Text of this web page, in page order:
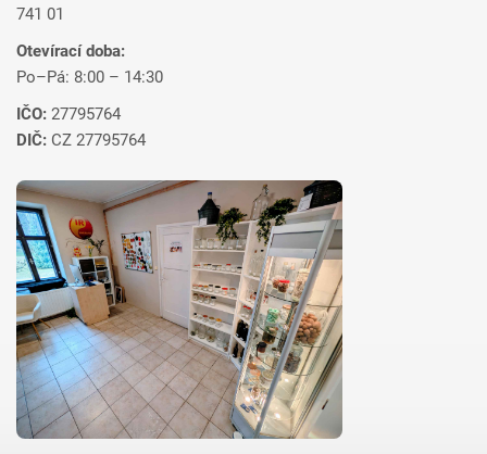
741 01
Otevírací doba:
Po–Pá: 8:00 – 14:30
IČO: 27795764
DIČ: CZ 27795764